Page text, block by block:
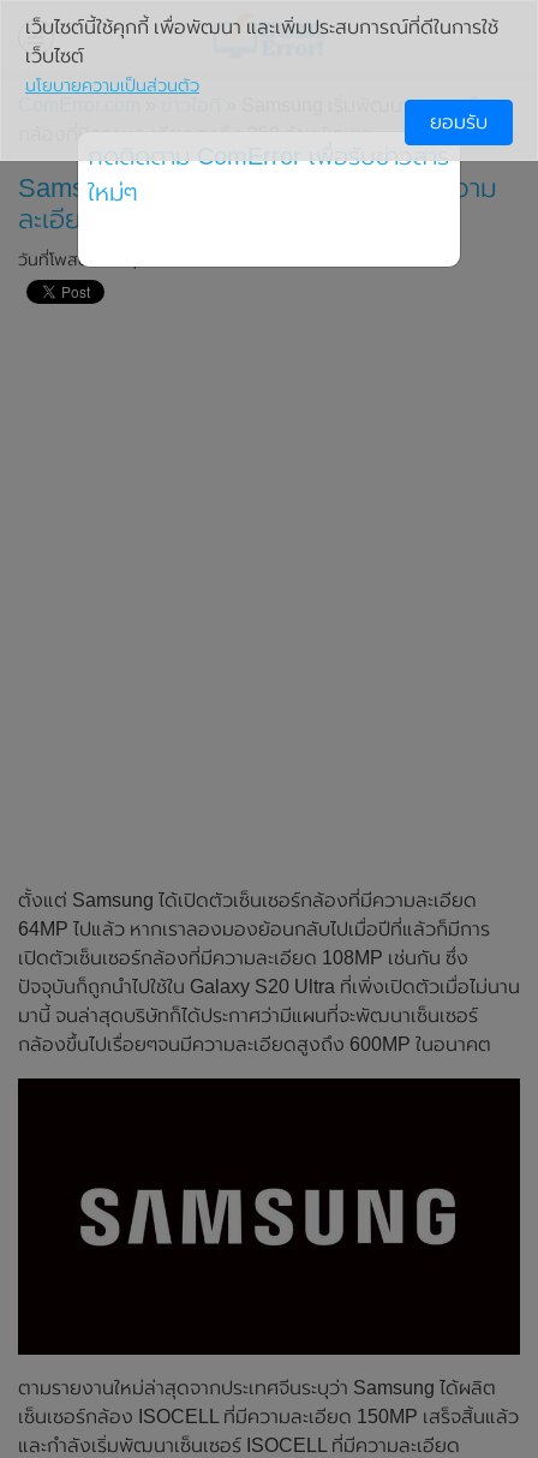
» Samsung เริ่มพัฒนาเซนเซอร์
Samsung เริ่มพัฒนาเซนเซอร์กล้องที่มีความ
ละเอียดสูงถึง 250 ล้านพิกเซล
วันที่โพสต์: 4 พฤษภาคม 2020
ตั้งแต่ Samsung ได้เปิดตัวเซ็นเซอร์กล้องที่มีความละเอียด
64MP ไปแล้ว หากเราลองมองย้อนกลับไปเมื่อปีที่แล้วก็มีการ
เปิดตัวเซ็นเซอร์กล้องที่มีความละเอียด 108MP เช่นกัน ซึ่ง
ปัจจุบันก็ถูกนำไปใช้ใน Galaxy S20 Ultra ที่เพิ่งเปิดตัวเมื่อไม่นาน
มานี้ จนล่าสุดบริษัทก็ได้ประกาศว่ามีแผนที่จะพัฒนาเซ็นเซอร์
กล้องขึ้นไปเรื่อยๆจนมีความละเอียดสูงถึง 600MP ในอนาคต
ตามรายงานใหม่ล่าสุดจากประเทศจีนระบุว่า Samsung ได้ผลิต
เซ็นเซอร์กล้อง ISOCELL ที่มีความละเอียด 150MP เสร็จสิ้นแล้ว
และกำลังเริ่มพัฒนาเซ็นเซอร์ ISOCELL ที่มีความละเอียด
เว็บไซต์นี้ใช้คุกกี้ เพื่อพัฒนา และเพิ่มประสบการณ์ที่ดีในการใช้
เว็บไซต์
นโยบายความเป็นส่วนตัว
ยอมรับ
กดติดตาม ComError เพื่อรับข่าวสาร
ใหม่ๆ